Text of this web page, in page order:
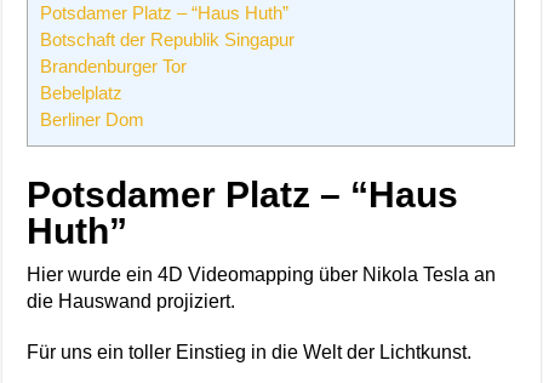
Potsdamer Platz – “Haus Huth”
Botschaft der Republik Singapur
Brandenburger Tor
Bebelplatz
Berliner Dom
Potsdamer Platz – “Haus
Huth”
Hier wurde ein 4D Videomapping über Nikola Tesla an
die Hauswand projiziert.
Für uns ein toller Einstieg in die Welt der Lichtkunst.